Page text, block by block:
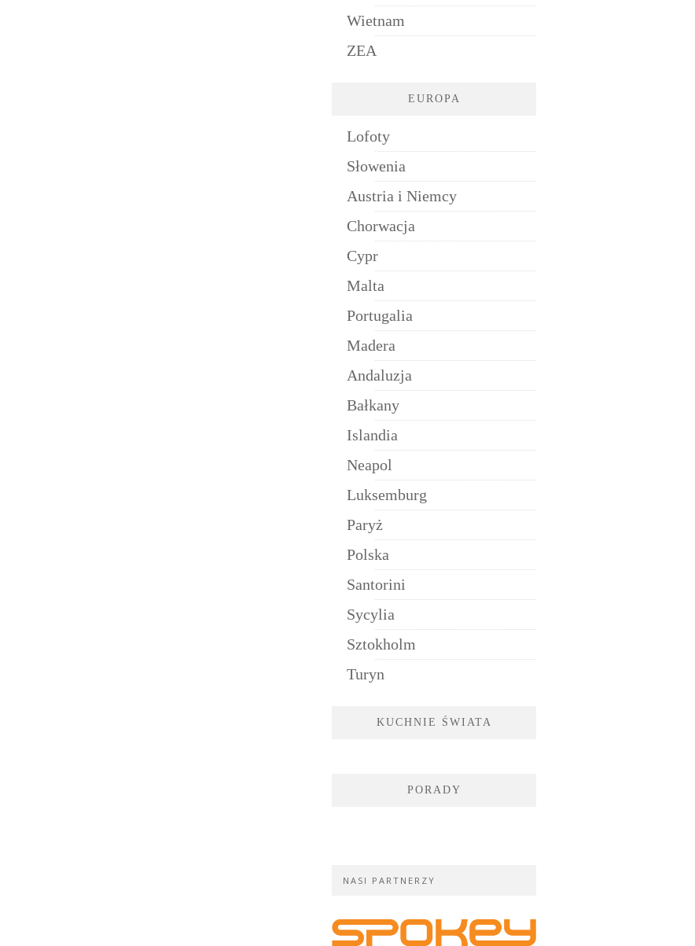
Wietnam
ZEA
EUROPA
Lofoty
Słowenia
Austria i Niemcy
Chorwacja
Cypr
Malta
Portugalia
Madera
Andaluzja
Bałkany
Islandia
Neapol
Luksemburg
Paryż
Polska
Santorini
Sycylia
Sztokholm
Turyn
KUCHNIE ŚWIATA
PORADY
NASI PARTNERZY